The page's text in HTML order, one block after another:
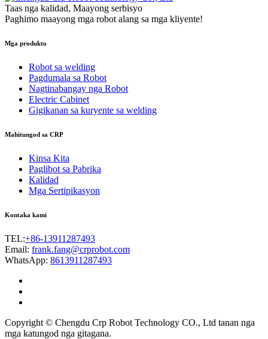
Taas nga kalidad, Maayong serbisyo
Paghimo maayong mga robot alang sa mga kliyente!
Mga produkto
Robot sa welding
Pagdumala sa Robot
Nagtinabangay nga Robot
Electric Cabinet
Gigikanan sa kuryente sa welding
Mahitungod sa CRP
Kinsa Kita
Paglibot sa Pabrika
Kalidad
Mga Sertipikasyon
Kontaka kami
TEL:+86-13911287493
Email: frank.fang@crprobot.com
WhatsApp: 8613911287493
Copyright © Chengdu Crp Robot Technology CO., Ltd tanan nga
mga katungod nga gitagana.